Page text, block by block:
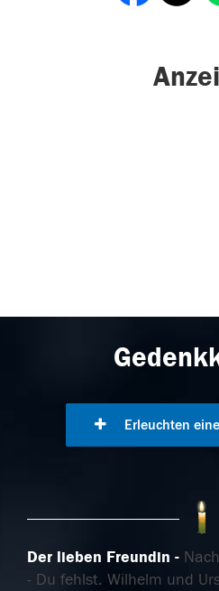
Erleuchten
Der lieben Freundin
- Du fehlst. Wilhelm und